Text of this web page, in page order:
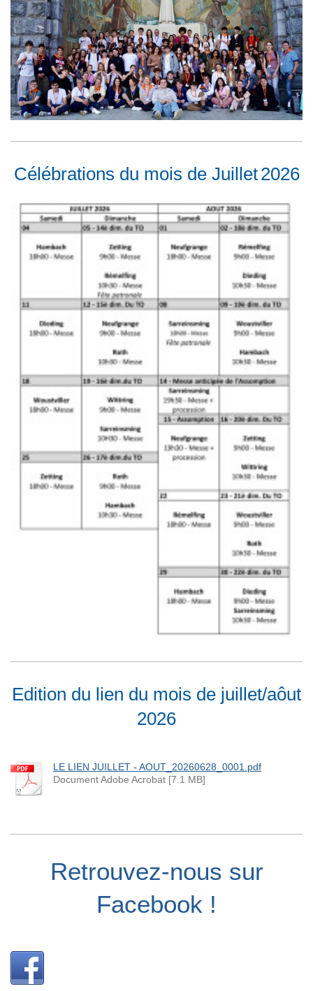
Célébrations du mois de Juillet2026
Edition du lien du mois de juillet/aôut
2026
LE LIEN JUILLET - AOUT_20260628_0001.pdf
Document Adobe Acrobat [7.1 MB]
Retrouvez-nous sur
Facebook !